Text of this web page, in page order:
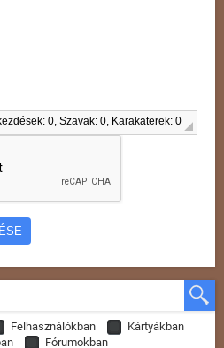
0, Szavak: 0, Karakaterek: 0
Felhasználókban
Kártyákban
Fórumokban